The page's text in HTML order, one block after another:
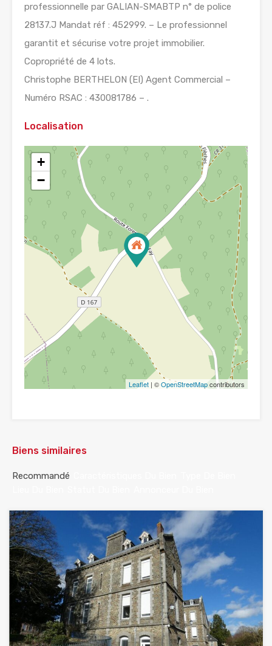
professionnelle par GALIAN-SMABTP n° de police
28137.J Mandat réf : 452999. – Le professionnel
garantit et sécurise votre projet immobilier.
Copropriété de 4 lots.
Christophe BERTHELON (EI) Agent Commercial –
Numéro RSAC : 430081786 – .
Localisation
+
−
Leaflet | ©OpenStreetMapcontributors
Biens similaires
Recommandé